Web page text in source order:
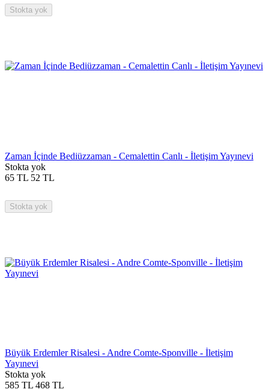
Stokta yok
Zaman İçinde Bediüzzaman - Cemalettin Canlı - İletişim Yayınevi
Stokta yok
65 TL 52 TL
Stokta yok
Büyük Erdemler Risalesi - Andre Comte-Sponville - İletişim
Yayınevi
Stokta yok
585 TL 468 TL